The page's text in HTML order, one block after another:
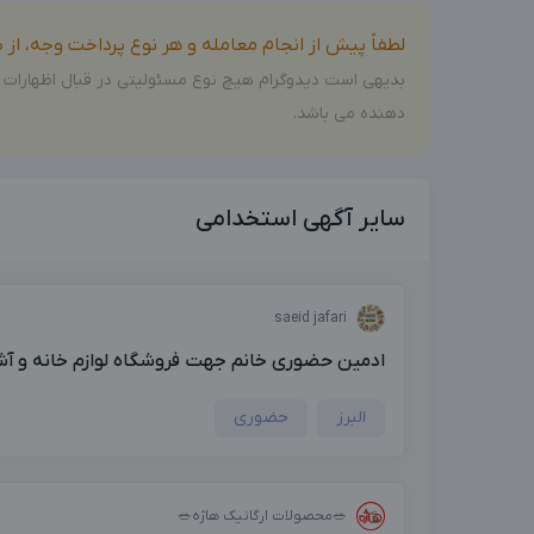
لطفاً پیش از انجام معامله و هر نوع پرداخت وجه،
بدیهی است دیدوگرام هیچ نوع مسئولیتی در قبال
دهنده می باشد.
سایر آگهی استخدامی
saeid jafari
ادمین حضوری خانم جهت فروشگاه لوازم خانه و
البرز حضوری
🥗محصولات ارگانیک هاژه🥗